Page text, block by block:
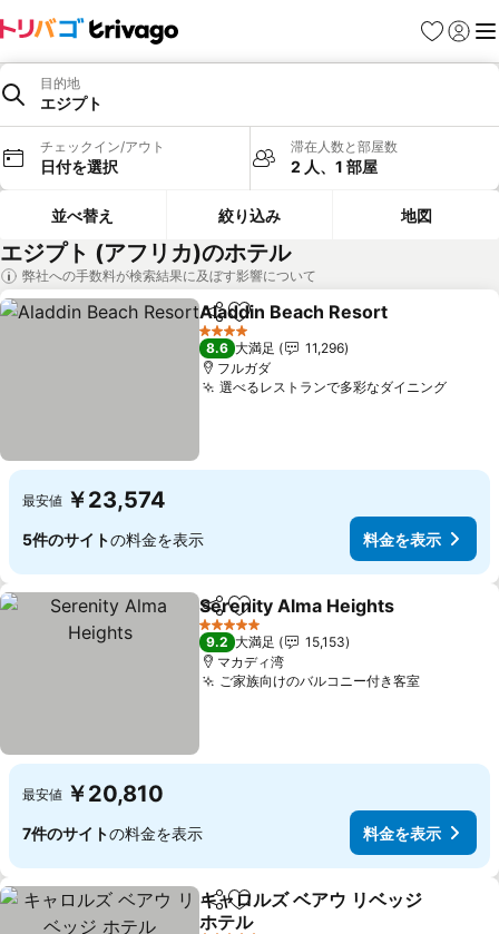
お気に入り
ログイ
メ
目的地
エジプト
チェックイン/アウト
日付を選択
滞在人数と部屋数
2 人、1 部屋
並べ替え 絞り込み 地図
エジプト (アフリカ)のホテル
弊社への手数料が検索結果に及ぼす影響について
シェアお気に入りに追加
Aladdin Beach Resort
4 ホテルのランク
8.6 大満足
11,296
フルガダ
選べるレストランで多彩なダイニング
最安値 ￥23,574
5件のサイトの料金を表示 料金を表示
シェアお気に入りに追加
Serenity Alma Heights
5 ホテルのランク
9.2 大満足
15,153
マカディ湾
ご家族向けのバルコニー付き客室
最安値 ￥20,810
7件のサイトの料金を表示 料金を表示
シェアお気に入りに追加
キャロルズ ベアウ リベッジ
ホテル